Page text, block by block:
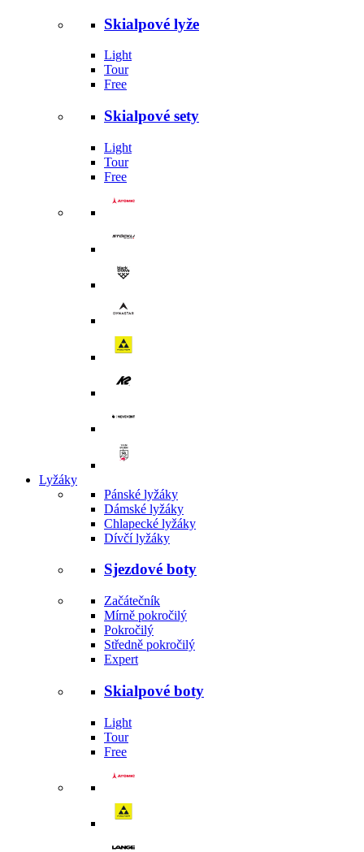
Skialpové lyže
Light
Tour
Free
Skialpové sety
Light
Tour
Free
Lyžáky
Pánské lyžáky
Dámské lyžáky
Chlapecké lyžáky
Dívčí lyžáky
Sjezdové boty
Začátečník
Mírně pokročilý
Pokročilý
Středně pokročilý
Expert
Skialpové boty
Light
Tour
Free